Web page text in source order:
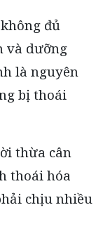
đủ
và dưỡng
là nguyên
bị thoái
thừa cân
thoái hóa
chịu nhiều